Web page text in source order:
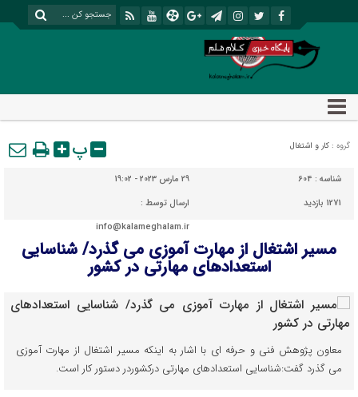
گروه : کار و اشتغال پ
شناسه : 604
29 مارس 2023 - 19:02
1271 بازدید
ارسال توسط :
info@kalameghalam.ir
مسیر اشتغال از مهارت آموزی می گذرد/ شناسایی
استعدادهای مهارتی در کشور
معاون پژوهش فنی و حرفه ای با اشار به اینکه مسیر اشتغال از مهارت آموزی
می گذرد گفت:شناسایی استعدادهای مهارتی درکشوردر دستور کار است.